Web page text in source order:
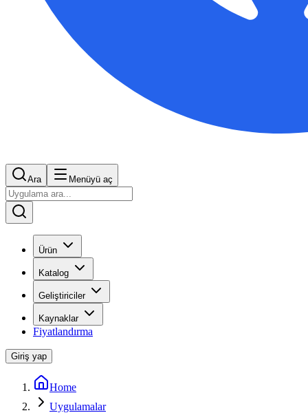
Ara Menüyü aç
Ürün
Katalog
Geliştiriciler
Kaynaklar
Fiyatlandırma
Giriş yap
Home
Uygulamalar